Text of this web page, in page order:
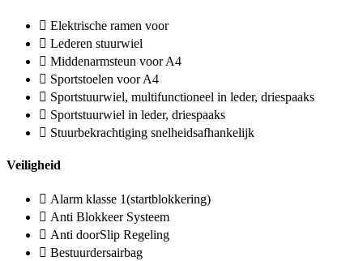
Elektrische ramen voor
Lederen stuurwiel
Middenarmsteun voor A4
Sportstoelen voor A4
Sportstuurwiel, multifunctioneel in leder, driespaaks
Sportstuurwiel in leder, driespaaks
Stuurbekrachtiging snelheidsafhankelijk
Veiligheid
Alarm klasse 1(startblokkering)
Anti Blokkeer Systeem
Anti doorSlip Regeling
Bestuurdersairbag